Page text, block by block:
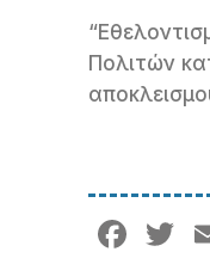
Πολιτών